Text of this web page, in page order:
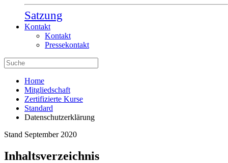
Satzung
Kontakt
Kontakt
Pressekontakt
Home
Mitgliedschaft
Zertifizierte Kurse
Standard
Datenschutzerklärung
Stand September 2020
Inhaltsverzeichnis